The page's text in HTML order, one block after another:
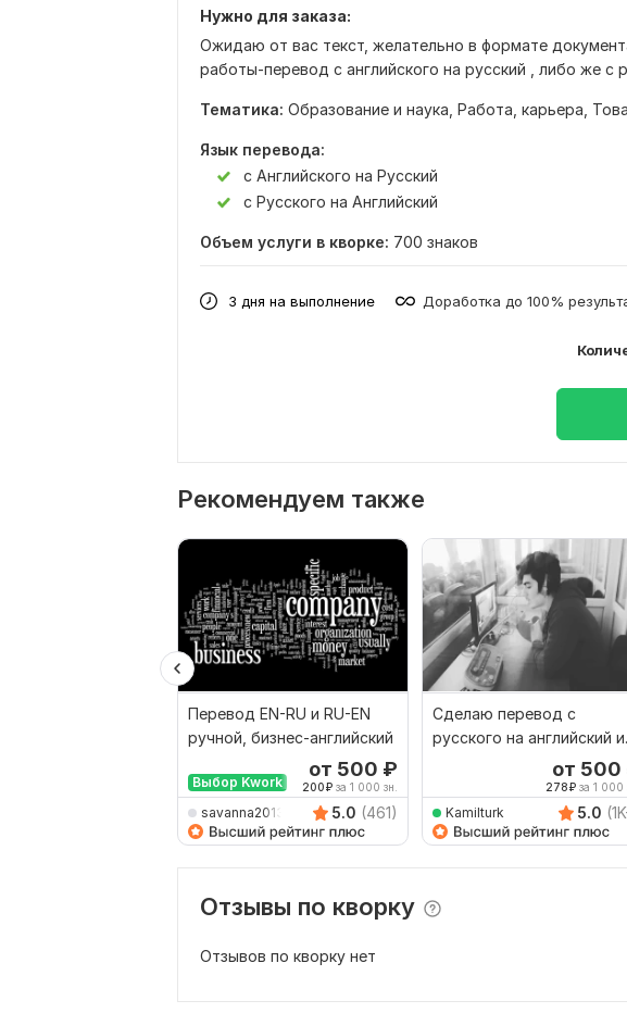
Нужно для заказа:
Ожидаю от вас текст, желательно в формате
работы-перевод с английского на русский , либо же с
Тематика: Образование и наука, Работа, карьера,
Язык перевода:
с Английского на Русский
с Русского на Английский
Объем услуги в кворке: 700 знаков
3 дня на выполнение Доработка до 100%
Рекомендуем также
Перевод EN-RU и RU-EN
ручной, бизнес-английский
Выбор Kwork
от 500 ₽
200₽за 1 000 зн.
savanna2013 5.0 (461)
Сделаю перевод с
русского на английский и
от 500
278₽ за 1 000
Kamilturk 5.0
Отзывы по кворку
Отзывов по кворку нет